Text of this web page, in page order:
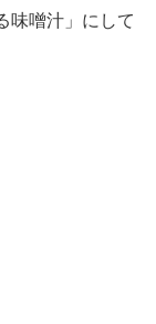
味噌汁」にして